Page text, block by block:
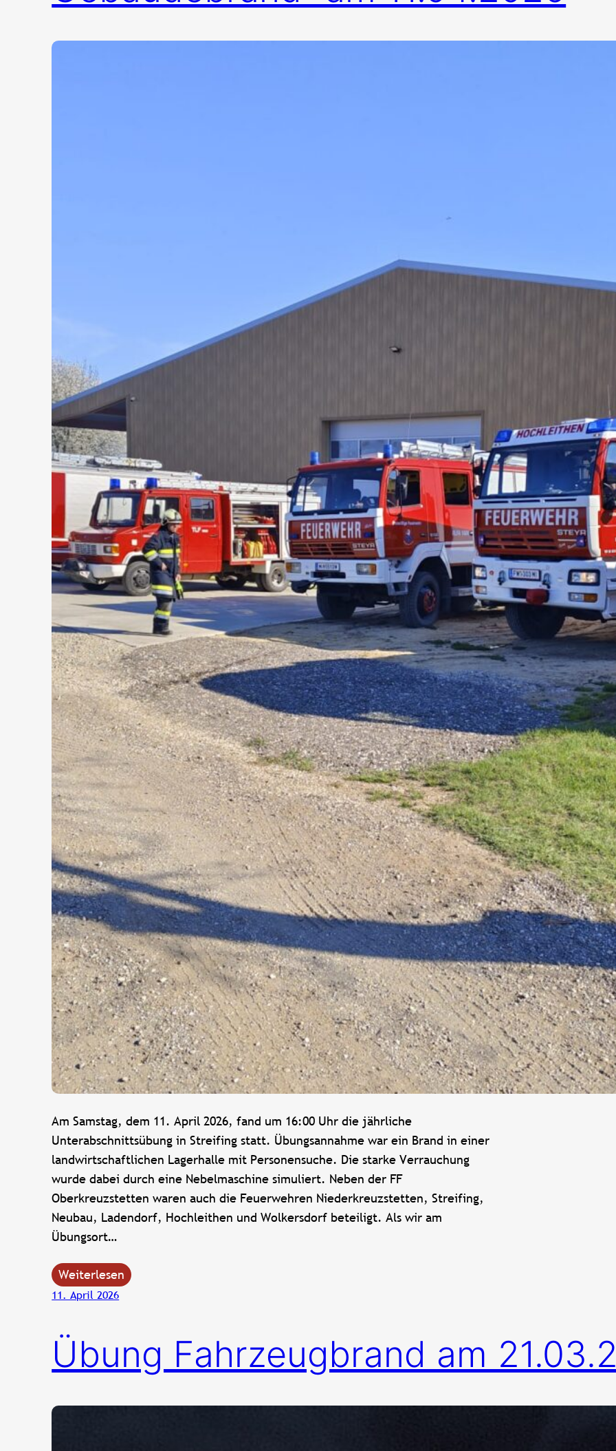
Am Samstag, dem 11. April 2026, fand um 16:00 Uhr die jährliche
Unterabschnittsübung in Streifing statt. Übungsannahme war ein Brand in einer
landwirtschaftlichen Lagerhalle mit Personensuche. Die starke Verrauchung
wurde dabei durch eine Nebelmaschine simuliert. Neben der FF
Oberkreuzstetten waren auch die Feuerwehren Niederkreuzstetten, Streifing,
Neubau, Ladendorf, Hochleithen und Wolkersdorf beteiligt. Als wir am
Übungsort…
Weiterlesen
11. April 2026
Übung Fahrzeugbrand am